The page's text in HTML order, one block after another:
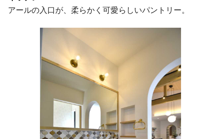
アールの入口が、柔らかく可愛らしいパントリー。